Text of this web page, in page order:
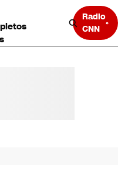
Radio
CNN